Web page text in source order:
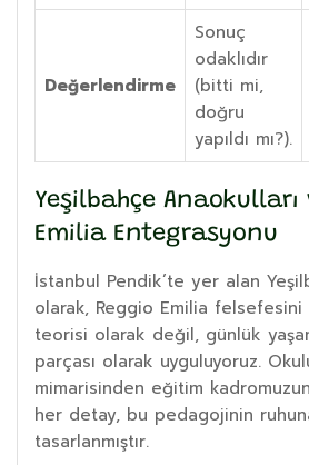
Değerlendirme
Sonuç
odaklıdır
(bitti mi,
doğru
yapıldı mı?).
Yeşilbahçe Anaokulları
Emilia Entegrasyonu
İstanbul Pendik’te yer alan
olarak, Reggio Emilia
teorisi olarak değil, günlük
parçası olarak uyguluyoruz.
mimarisinden eğitim
her detay, bu pedagojinin
tasarlanmıştır.